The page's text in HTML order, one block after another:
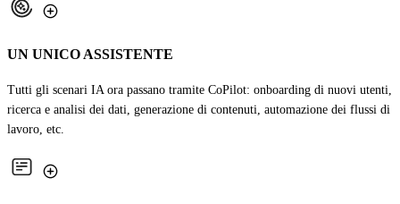
UN UNICO ASSISTENTE
Tutti gli scenari IA ora passano tramite CoPilot: onboarding di nuovi utenti,
ricerca e analisi dei dati, generazione di contenuti, automazione dei flussi di
lavoro, etc.